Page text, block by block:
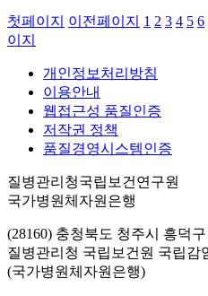
첫페이지 이전페이지 1 2 3 4 5 6
이지
개인정보처리방침
이용안내
웹접근성 품질인증
저작권 정책
품질경영시스템인증
질병관리청국립보건연구원
국가병원체자원은행
(28160) 충청북도 청주시 흥덕
질병관리청 국립보건원 국립
(국가병원체자원은행)